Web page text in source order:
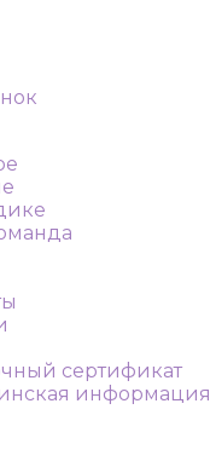
сертификат
информация